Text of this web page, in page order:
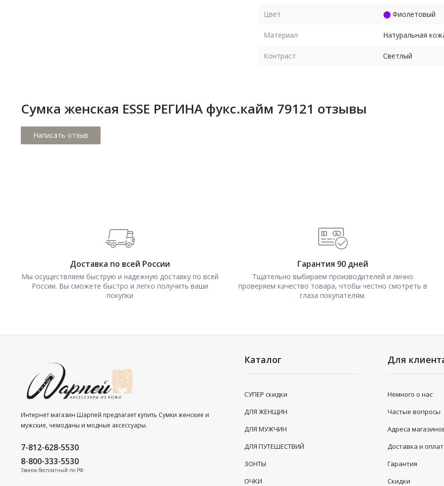
Цвет Фиолетовый
Материал Натуральная
Контраст Светлый
Сумка женская ESSE РЕГИНА фукс.кайм 79121 отзывы
Доставка по всей России
Мы осуществляем быструю и надежную доставку по всей
России. Вы сможете быстро и легко получить ваши
покупки
Гарантия 90 дней
Тщательно выбираем производителей и лично
проверяем качество товара, чтобы честно смотреть в
глаза покупателям.
Интернет магазин Шарпей предлагает купить Сумки женские и
мужские, чемоданы и модные аксессуары.
7-812-628-5530
8-800-333-5530
Звонок бесплатный по РФ
Каталог
СУПЕР скидки
ДЛЯ ЖЕНЩИН
ДЛЯ МУЖЧИН
ДЛЯ ПУТЕШЕСТВИЙ
ЗОНТЫ
ОЧКИ
Для
Немного о нас
Частые вопросы
Адреса
Доставка и
Гарантия
Скидки